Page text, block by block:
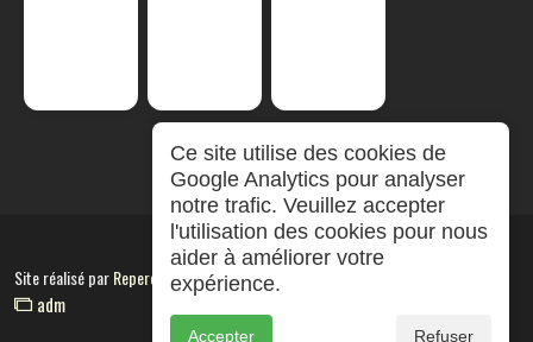
Site réalisé parRepereCom
adm
Ce site utilise des cookies de
Google Analytics pour analyser
notre trafic. Veuillez accepter
l'utilisation des cookies pour nous
aider à améliorer votre
expérience.
Accepter Refuser